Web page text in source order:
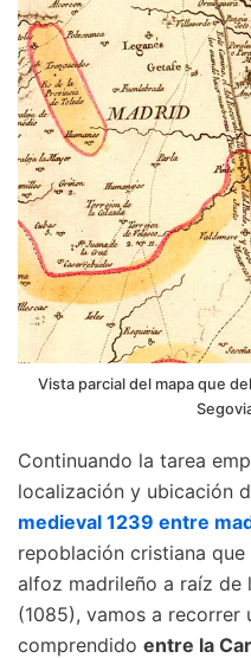
Vista parcial del mapa que
Continuando la tarea
localización y ubicación
medieval 1239 entre
repoblación cristiana
alfoz madrileño a raíz de
(1085), vamos a recorrer
comprendido entre la